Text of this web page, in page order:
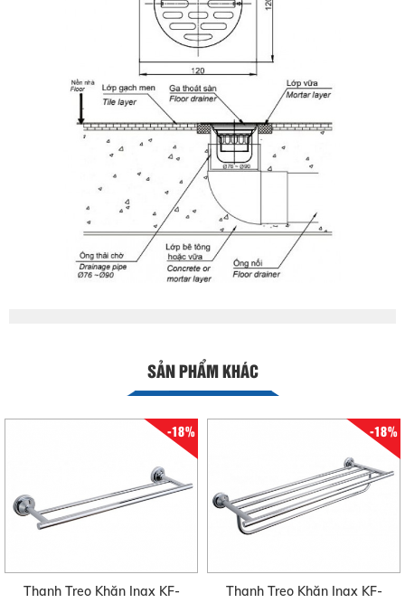
SẢN PHẨM KHÁC
-18%
Thanh Treo Khăn Inax KF-
-18%
Thanh Treo Khăn Inax KF-